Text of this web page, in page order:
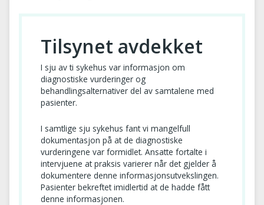
Tilsynet avdekket
I sju av ti sykehus var informasjon om
diagnostiske vurderinger og
behandlingsalternativer del av samtalene med
pasienter.
I samtlige sju sykehus fant vi mangelfull
dokumentasjon på at de diagnostiske
vurderingene var formidlet. Ansatte fortalte i
intervjuene at praksis varierer når det gjelder å
dokumentere denne informasjonsutvekslingen.
Pasienter bekreftet imidlertid at de hadde fått
denne informasjonen.